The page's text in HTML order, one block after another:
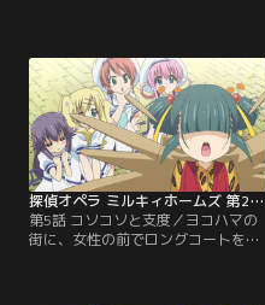
島という監獄島だったのだ！だ
が“絶望の島”と呼ばれるハッケイ島
には最高の宝が眠るという伝説があ
り、そのお宝を狙って既に怪盗帝国
の面々が潜入を果たしていた。一
方…。
探偵オペラ ミルキィホームズ 第2幕 第05話
第5話 コソコソと支度／ヨコハマの
街に、女性の前でロングコートをは